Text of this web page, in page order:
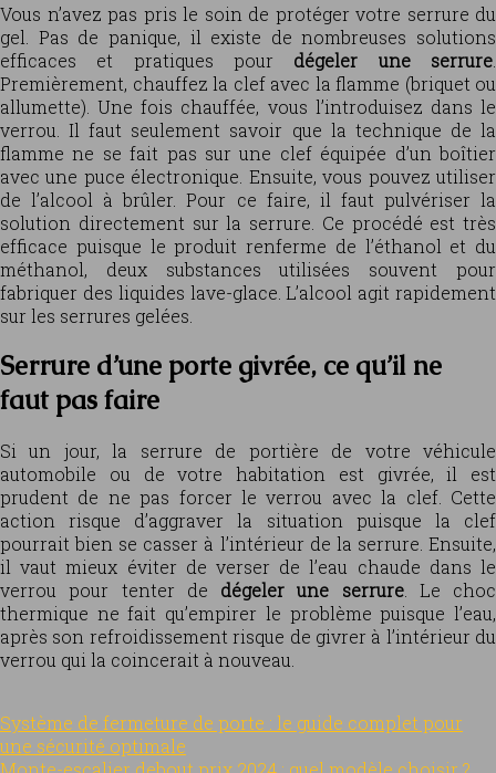
Vous n’avez pas pris le soin de protéger votre serrure du
gel. Pas de panique, il existe de nombreuses solutions
efficaces et pratiques pour dégeler une serrure
Premièrement, chauffez la clef avec la flamme (briquet ou
allumette). Une fois chauffée, vous l’introduisez dans le
verrou. Il faut seulement savoir que la technique de la
flamme ne se fait pas sur une clef équipée d’un boîtier
avec une puce électronique. Ensuite, vous pouvez utiliser
de l’alcool à brûler. Pour ce faire, il faut pulvériser la
solution directement sur la serrure. Ce procédé est très
efficace puisque le produit renferme de l’éthanol et du
méthanol, deux substances utilisées souvent pour
fabriquer des liquides lave-glace. L’alcool agit rapidement
sur les serrures gelées.
Serrure d’une porte givrée, ce qu’il ne
faut pas faire
Si un jour, la serrure de portière de votre véhicule
automobile ou de votre habitation est givrée, il est
prudent de ne pas forcer le verrou avec la clef. Cette
action risque d’aggraver la situation puisque la clef
pourrait bien se casser à l’intérieur de la serrure. Ensuite,
il vaut mieux éviter de verser de l’eau chaude dans le
verrou pour tenter de dégeler une serrure. Le choc
thermique ne fait qu’empirer le problème puisque l’eau,
après son refroidissement risque de givrer à l’intérieur du
verrou qui la coincerait à nouveau.
Système de fermeture de porte : le guide complet pour
une sécurité optimale